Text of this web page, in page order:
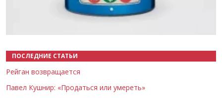
ПОСЛЕДНИЕ СТАТЬИ
Рейган возвращается
Павел Кушнир: «Продаться или умереть»